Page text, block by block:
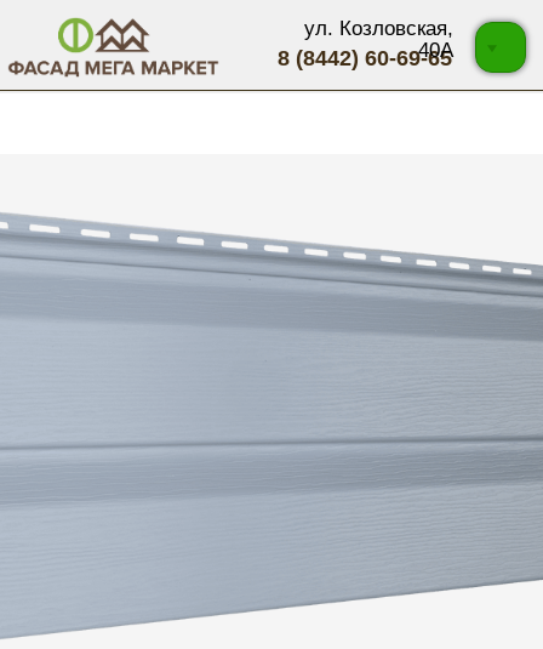
8 (8442) 60-69-65
ул. Козловская,
40А